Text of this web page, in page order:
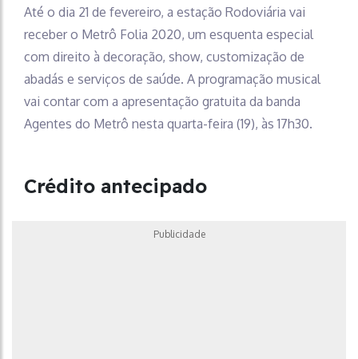
Até o dia 21 de fevereiro, a estação Rodoviária vai
receber o Metrô Folia 2020, um esquenta especial
com direito à decoração, show, customização de
abadás e serviços de saúde. A programação musical
vai contar com a apresentação gratuita da banda
Agentes do Metrô nesta quarta-feira (19), às 17h30.
Crédito antecipado
Publicidade